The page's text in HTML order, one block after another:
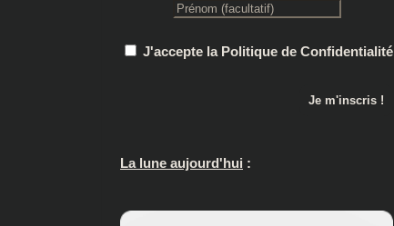
J'accepte la Politique de Confidentialité
La lune aujourd'hui :